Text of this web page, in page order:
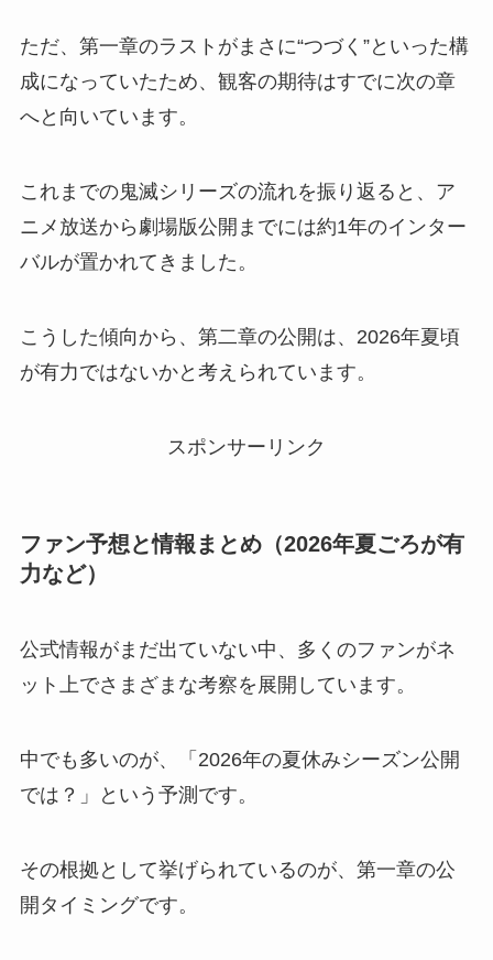
ただ、第一章のラストがまさに“つづく”といった構
成になっていたため、観客の期待はすでに次の章
へと向いています。
これまでの鬼滅シリーズの流れを振り返ると、ア
ニメ放送から劇場版公開までには約1年のインター
バルが置かれてきました。
こうした傾向から、第二章の公開は、2026年夏頃
が有力ではないかと考えられています。
スポンサーリンク
ファン予想と情報まとめ（2026年夏ごろが有
力など）
公式情報がまだ出ていない中、多くのファンがネ
ット上でさまざまな考察を展開しています。
中でも多いのが、「2026年の夏休みシーズン公開
では？」という予測です。
その根拠として挙げられているのが、第一章の公
開タイミングです。